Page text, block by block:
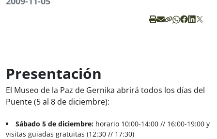
Presentación
El Museo de la Paz de Gernika abrirá todos los días del
Puente (5 al 8 de diciembre):
Sábado 5 de diciembre: horario 10:00-14:00 // 16:00-19:00 y
visitas guiadas gratuitas (12:30 // 17:30)